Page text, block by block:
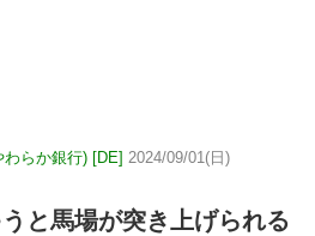
らか銀行) [DE] 2024/09/01(日)
と馬場が突き上げられる